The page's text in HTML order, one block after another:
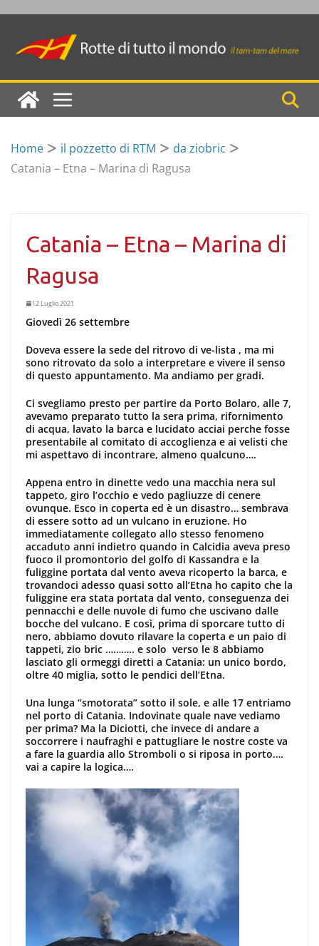
to
Home il pozzetto di RTM
da ziobric
Catania – Etna – Marina di Ragusa
Catania – Etna – Marina di
Ragusa
12 Luglio 2021
Giovedì 26 settembre
Doveva essere la sede del ritrovo di ve-lista , ma mi
sono ritrovato da solo a interpretare e vivere il senso
di questo appuntamento. Ma andiamo per gradi.
Ci svegliamo presto per partire da Porto Bolaro, alle 7,
avevamo preparato tutto la sera prima, rifornimento
di acqua, lavato la barca e lucidato acciai perche fosse
presentabile al comitato di accoglienza e ai velisti che
mi aspettavo di incontrare, almeno qualcuno….
Appena entro in dinette vedo una macchia nera sul
tappeto, giro l’occhio e vedo pagliuzze di cenere
ovunque. Esco in coperta ed è un disastro… sembrava
di essere sotto ad un vulcano in eruzione. Ho
immediatamente collegato allo stesso fenomeno
accaduto anni indietro quando in Calcidia aveva preso
fuoco il promontorio del golfo di Kassandra e la
fuliggine portata dal vento aveva ricoperto la barca, e
trovandoci adesso quasi sotto all’Etna ho capito che la
fuliggine era stata portata dal vento, conseguenza dei
pennacchi e delle nuvole di fumo che uscivano dalle
bocche del vulcano. E così, prima di sporcare tutto di
nero, abbiamo dovuto rilavare la coperta e un paio di
tappeti, zio bric ……….. e solo verso le 8 abbiamo
lasciato gli ormeggi diretti a Catania: un unico bordo,
oltre 40 miglia, sotto le pendici dell’Etna.
Una lunga “smotorata” sotto il sole, e alle 17 entriamo
nel porto di Catania. Indovinate quale nave vediamo
per prima? Ma la Diciotti, che invece di andare a
soccorrere i naufraghi e pattugliare le nostre coste va
a fare la guardia allo Stromboli o si riposa in porto….
vai a capire la logica….